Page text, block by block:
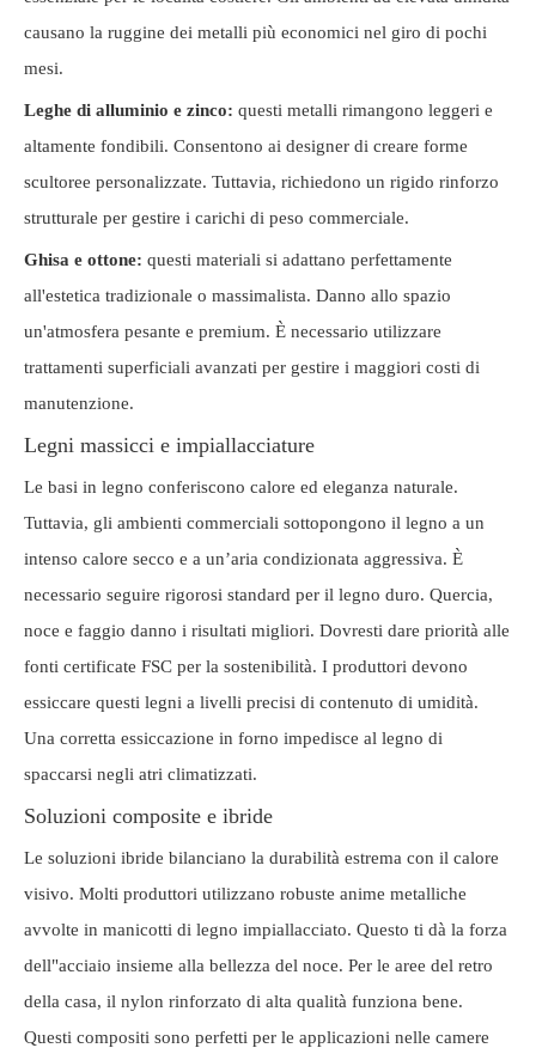
causano la ruggine dei metalli più economici nel giro di pochi
mesi.
Leghe di alluminio e zinco: questi metalli rimangono leggeri e
altamente fondibili. Consentono ai designer di creare forme
scultoree personalizzate. Tuttavia, richiedono un rigido rinforzo
strutturale per gestire i carichi di peso commerciale.
Ghisa e ottone: questi materiali si adattano perfettamente
all'estetica tradizionale o massimalista. Danno allo spazio
un'atmosfera pesante e premium. È necessario utilizzare
trattamenti superficiali avanzati per gestire i maggiori costi di
manutenzione.
Legni massicci e impiallacciature
Le basi in legno conferiscono calore ed eleganza naturale.
Tuttavia, gli ambienti commerciali sottopongono il legno a un
intenso calore secco e a un’aria condizionata aggressiva. È
necessario seguire rigorosi standard per il legno duro. Quercia,
noce e faggio danno i risultati migliori. Dovresti dare priorità alle
fonti certificate FSC per la sostenibilità. I produttori devono
essiccare questi legni a livelli precisi di contenuto di umidità.
Una corretta essiccazione in forno impedisce al legno di
spaccarsi negli atri climatizzati.
Soluzioni composite e ibride
Le soluzioni ibride bilanciano la durabilità estrema con il calore
visivo. Molti produttori utilizzano robuste anime metalliche
avvolte in manicotti di legno impiallacciato. Questo ti dà la forza
dell"acciaio insieme alla bellezza del noce. Per le aree del retro
della casa, il nylon rinforzato di alta qualità funziona bene.
Questi compositi sono perfetti per le applicazioni nelle camere